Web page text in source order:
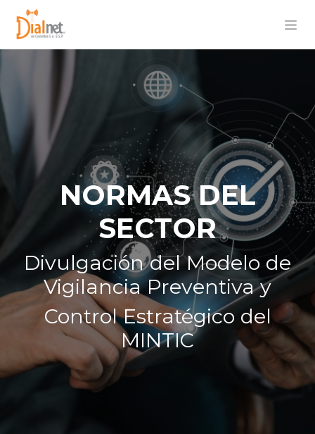
NORMAS DEL
SECTOR
Divulgación del Modelo de
Vigilancia Preventiva y
Control Estratégico del
MINTIC